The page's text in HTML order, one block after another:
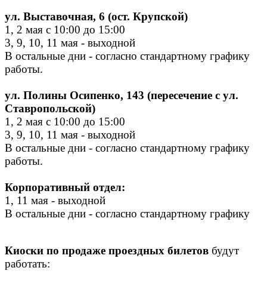
ул. Выставочная, 6 (ост. Крупской)
1, 2 мая с 10:00 до 15:00
3, 9, 10, 11 мая - выходной
В остальные дни - согласно стандартному графику
работы.
ул. Полины Осипенко, 143 (пересечение с ул.
Ставропольской)
1, 2 мая с 10:00 до 15:00
3, 9, 10, 11 мая - выходной
В остальные дни - согласно стандартному графику
работы.
Корпоративный отдел:
1, 11 мая - выходной
В остальные дни - согласно стандартному графику
Киоски по продаже проездных билетов будут
работать: